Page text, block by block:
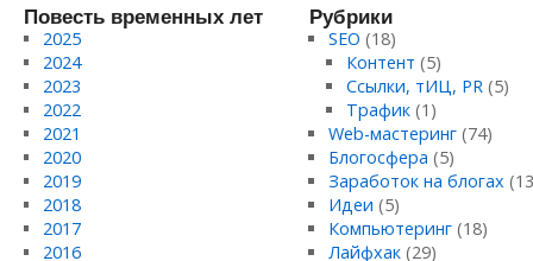
Повесть временных лет
2025
2024
2023
2022
2021
2020
2019
2018
2017
2016
Рубрики
SEO (18)
Контент (5)
Ссылки, тИЦ, PR (5)
Трафик (1)
Web-мастеринг(74)
Блогосфера (5)
Заработок на блогах
Идеи (5)
Компьютеринг(18)
Лайфхак(29)